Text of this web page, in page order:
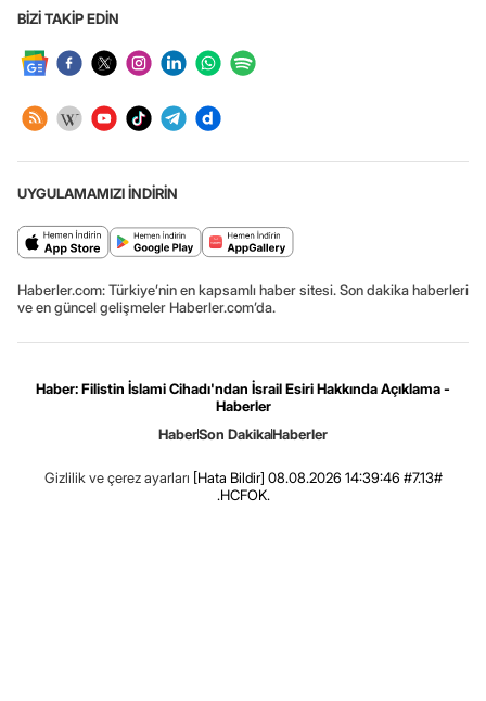
BİZİ TAKİP EDİN
UYGULAMAMIZI İNDİRİN
Haberler.com: Türkiye’nin en kapsamlı haber sitesi. Son dakika haberleri
ve en güncel gelişmeler Haberler.com’da.
Haber: Filistin İslami Cihadı'ndan İsrail Esiri Hakkında Açıklama -
Haberler
HaberSon DakikaHaberler
Gizlilik ve çerez ayarları [Hata Bildir] 08.08.2026 14:39:46 #7.13#
.HCFOK.